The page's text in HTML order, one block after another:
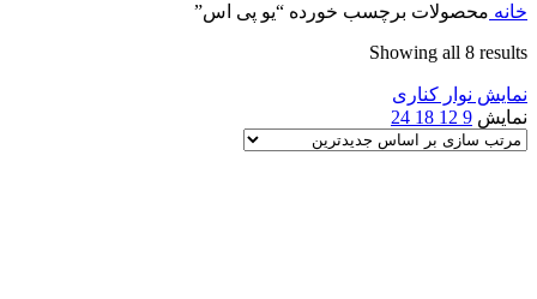
خانه محصولات برچسب خورده “یو پی اس”
Showing all 8 results
نمایش نوار کناری
نمایش 9
12
18
24